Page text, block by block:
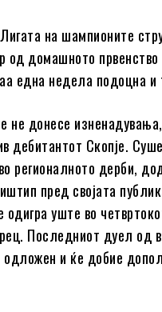
на шампионите
од домашното првенство
една недела подоцна
не донесе
дебитантот Скопје.
регионалното дерби,
пред својата
уште во
Последниот дуел од
одложен и ќе добие